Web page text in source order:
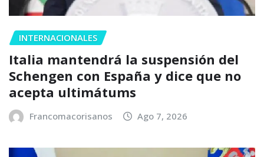
INTERNACIONALES
Italia mantendrá la suspensión del
Schengen con España y dice que no
acepta ultimátums
Francomacorisanos Ago 7, 2026